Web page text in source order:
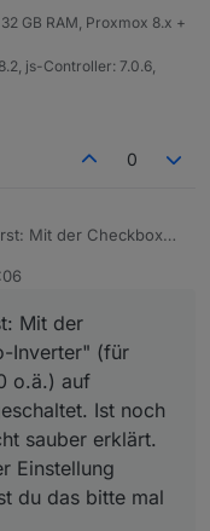
GB RAM, Proxmox 8.x +
js-Controller: 7.0.6,
0
Mit der Checkbox
für große Inverter
sein, dass nur in einer
Kannst du das
ich mal sehen, ob
ich nur einen MI-
Blindflug. Notfalls
Mit der
Inverter" (für
o.ä.) auf
Ist noch
sauber erklärt.
Einstellung
du das bitte mal